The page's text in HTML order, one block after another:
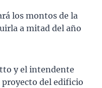
los montos de la
a mitad del año
y el intendente
del edificio